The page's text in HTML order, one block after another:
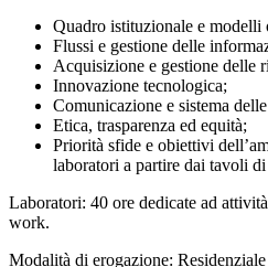
Quadro istituzionale e modelli
Flussi e gestione delle
Acquisizione e gestione delle
Innovazione tecnologica;
Comunicazione e sistema
Etica, trasparenza ed equità;
Priorità sfide e obiettivi
laboratori a partire dai tavoli
Laboratori: 40 ore dedicate ad
work.
Modalità di erogazione: